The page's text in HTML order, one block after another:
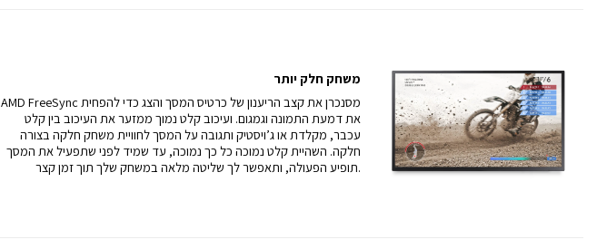
משחק חלק יותר
AMD FreeSync מסנכרן את קצב הריענון של כרטיס המסך והצג כדי להפחית
את דמעת התמונה וגמגום. ועיכוב קלט נמוך ממזער את העיכוב בין קלט
עכבר, מקלדת או ג’ויסטיק ותגובה על המסך לחוויית משחק חלקה בצורה
חלקה. השהיית קלט נמוכה כל כך נמוכה, עד שמיד לפני שתפעיל את המסך
תופיע הפעולה, ותאפשר לך שליטה מלאה במשחק שלך תוך זמן קצר.